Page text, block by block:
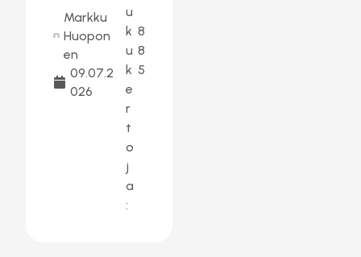
Markku
Huopon
en
09.07.2
026
u
k
u
k
e
r
t
o
j
a
:
8
8
5